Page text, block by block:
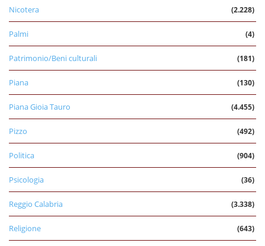
Nicotera (2.228)
Palmi (4)
Patrimonio/Beni culturali (181)
Piana (130)
Piana Gioia Tauro (4.455)
Pizzo (492)
Politica (904)
Psicologia (36)
Reggio Calabria (3.338)
Religione (643)